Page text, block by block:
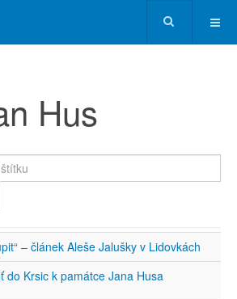
Hus
– článek Aleše Jalušky v Lidovkách
do Krsic k památce Jana Husa